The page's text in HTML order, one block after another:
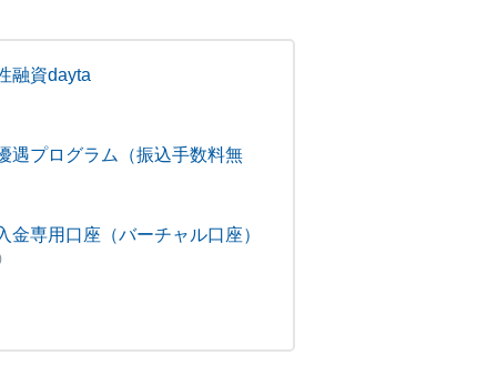
融資dayta
遇プログラム（振込手数料無
金専用口座（バーチャル口座）